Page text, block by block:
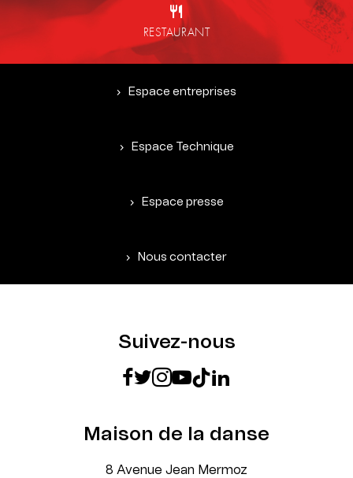
RESTAURANT
Espace entreprises
Espace Technique
Espace presse
Nous contacter
Suivez-nous
Maison de la danse
8 Avenue Jean Mermoz